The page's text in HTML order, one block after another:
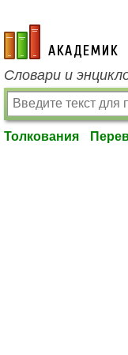
academic.ru
Словари и
Толкования